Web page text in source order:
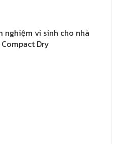
nghiệm vi sinh cho nhà
Dry